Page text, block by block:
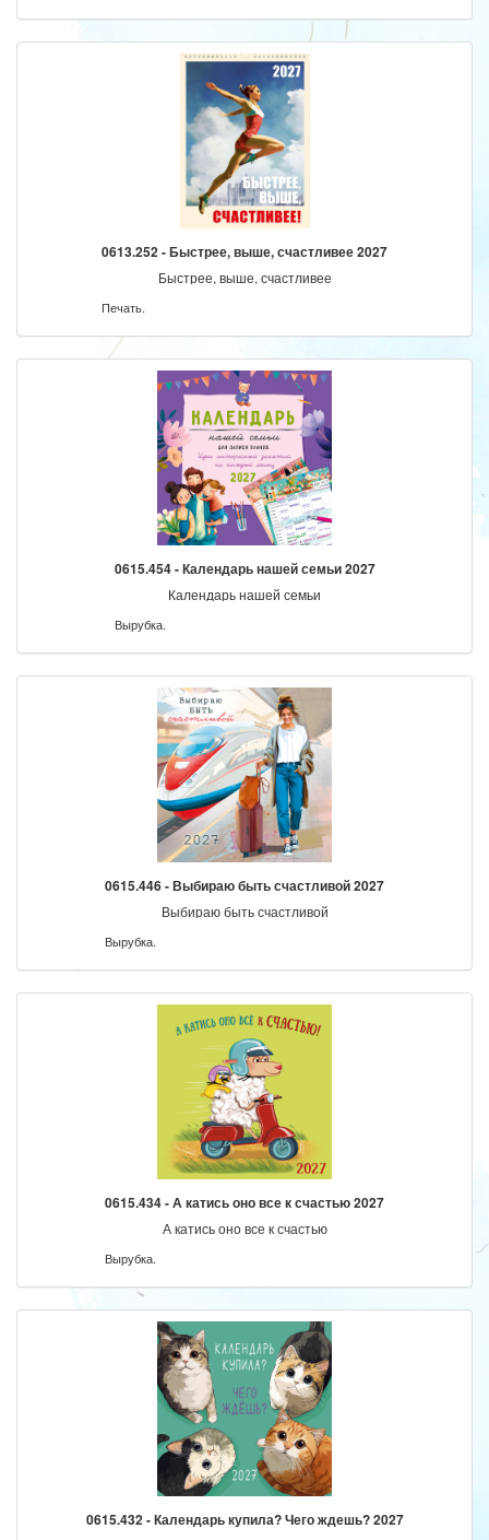
0613.252 - Быстрее, выше, счастливее 2027
Быстрее, выше, счастливее
Печать.
0615.454 - Календарь нашей семьи 2027
Календарь нашей семьи
Вырубка.
0615.446 - Выбираю быть счастливой 2027
Выбираю быть счастливой
Вырубка.
0615.434 - А катись оно все к счастью 2027
А катись оно все к счастью
Вырубка.
0615.432 - Календарь купила? Чего ждешь? 2027